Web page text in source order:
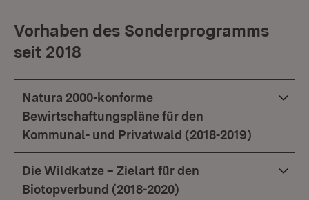
Vorhaben des Sonderprogramms
seit 2018
Natura 2000-konforme
Bewirtschaftungspläne für den
Kommunal- und Privatwald (2018-2019)
Die Wildkatze – Zielart für den
Biotopverbund (2018-2020)